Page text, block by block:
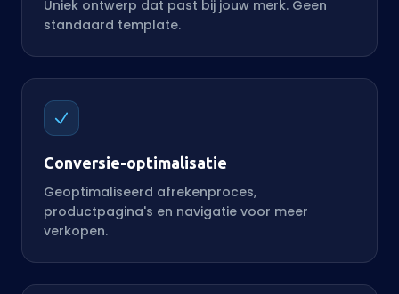
Uniek ontwerp dat past bij jouw merk. Geen
standaard template.
Conversie-optimalisatie
Geoptimaliseerd afrekenproces,
productpagina's en navigatie voor meer
verkopen.